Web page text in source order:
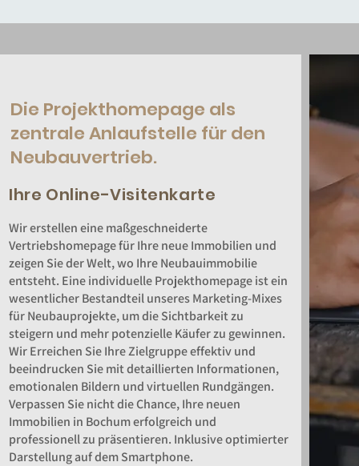
Die Projekthomepage als
zentrale Anlaufstelle für den
Neubauvertrieb.
Ihre Online-Visitenkarte
Wir erstellen eine maßgeschneiderte
Vertriebshomepage für Ihre neue Immobilien und
zeigen Sie der Welt, wo Ihre Neubauimmobilie
entsteht. Eine individuelle Projekthomepage ist ein
wesentlicher Bestandteil unseres Marketing-Mixes
für Neubauprojekte, um die Sichtbarkeit zu
steigern und mehr potenzielle Käufer zu gewinnen.
Wir Erreichen Sie Ihre Zielgruppe effektiv und
beeindrucken Sie mit detaillierten Informationen,
emotionalen Bildern und virtuellen Rundgängen.
Verpassen Sie nicht die Chance, Ihre neuen
Immobilien in Bochum erfolgreich und
professionell zu präsentieren. Inklusive optimierter
Darstellung auf dem Smartphone.